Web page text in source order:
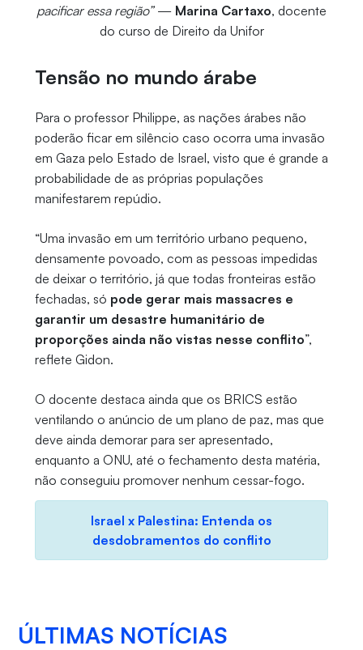
pacificar essa região”— Marina Cartaxo, docente
do curso de Direito da Unifor
Tensão no mundo árabe
Para o professor Philippe, as nações árabes não
poderão ficar em silêncio caso ocorra uma invasão
em Gaza pelo Estado de Israel, visto que é grande a
probabilidade de as próprias populações
manifestarem repúdio.
“Uma invasão em um território urbano pequeno,
densamente povoado, com as pessoas impedidas
de deixar o território, já que todas fronteiras estão
fechadas, só pode gerar mais massacres e
garantir um desastre humanitário de
proporções ainda não vistas nesse conflito”,
reflete Gidon.
O docente destaca ainda que os BRICS estão
ventilando o anúncio de um plano de paz, mas que
deve ainda demorar para ser apresentado,
enquanto a ONU, até o fechamento desta matéria,
não conseguiu promover nenhum cessar-fogo.
Israel x Palestina: Entenda os
desdobramentos do conflito
ÚLTIMAS NOTÍCIAS